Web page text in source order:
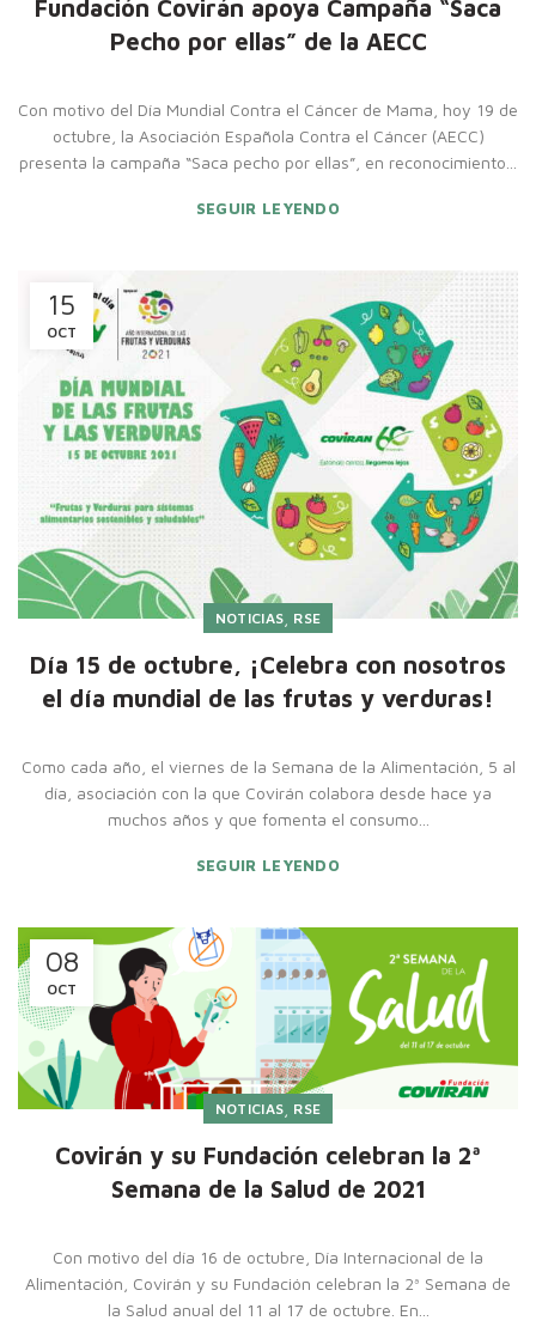
Fundación Covirán apoya Campaña “Saca
Pecho por ellas” de la AECC
Con motivo del Día Mundial Contra el Cáncer de Mama, hoy 19 de
octubre, la Asociación Española Contra el Cáncer (AECC)
presenta la campaña “Saca pecho por ellas”, en reconocimiento...
SEGUIR LEYENDO
15
OCT
NOTICIAS RSE
Día 15 de octubre, ¡Celebra con nosotros
el día mundial de las frutas y verduras!
Como cada año, el viernes de la Semana de la Alimentación, 5 al
día, asociación con la que Covirán colabora desde hace ya
muchos años y que fomenta el consumo...
SEGUIR LEYENDO
08
OCT
NOTICIAS RSE
Covirán y su Fundación celebran la 2ª
Semana de la Salud de 2021
Con motivo del día 16 de octubre, Día Internacional de la
Alimentación, Covirán y su Fundación celebran la 2ª Semana de
la Salud anual del 11 al 17 de octubre. En...